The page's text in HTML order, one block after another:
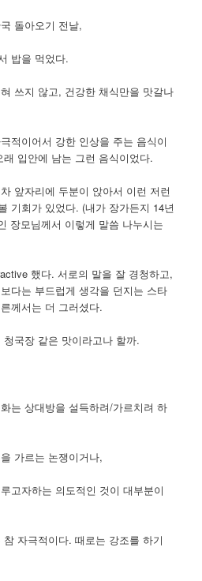
돌아오기 전날,
밥을 먹었다.
쓰지 않고, 건강한 채식만을 맛갈나
적이어서 강한 인상을 주는 음식이
입안에 남는 그런 음식이었다.
앞자리에 두분이 앉아서 이런 저런
기회가 있었다. (내가 장가든지 14년
장모님께서 이렇게 말씀 나누시는
했다. 서로의 말을 잘 경청하고,
다는 부드럽게 생각을 던지는 스타
께서는 더 그러셨다.
국장 같은 맛이라고나 할까.
는 상대방을 설득하려/가르치려 하
가르는 논쟁이거나,
고자하는 의도적인 것이 대부분이
자극적이다. 때로는 강조를 하기